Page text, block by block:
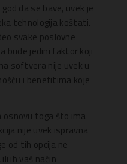
da se bave, uvek je
tehnologija koštati.
svake poslovne
bude jedini faktor koji
softvera nije uvek u
i benefitima koje
toga što ima
nije uvek ispravna
od tih opcija ne
ih vaš način